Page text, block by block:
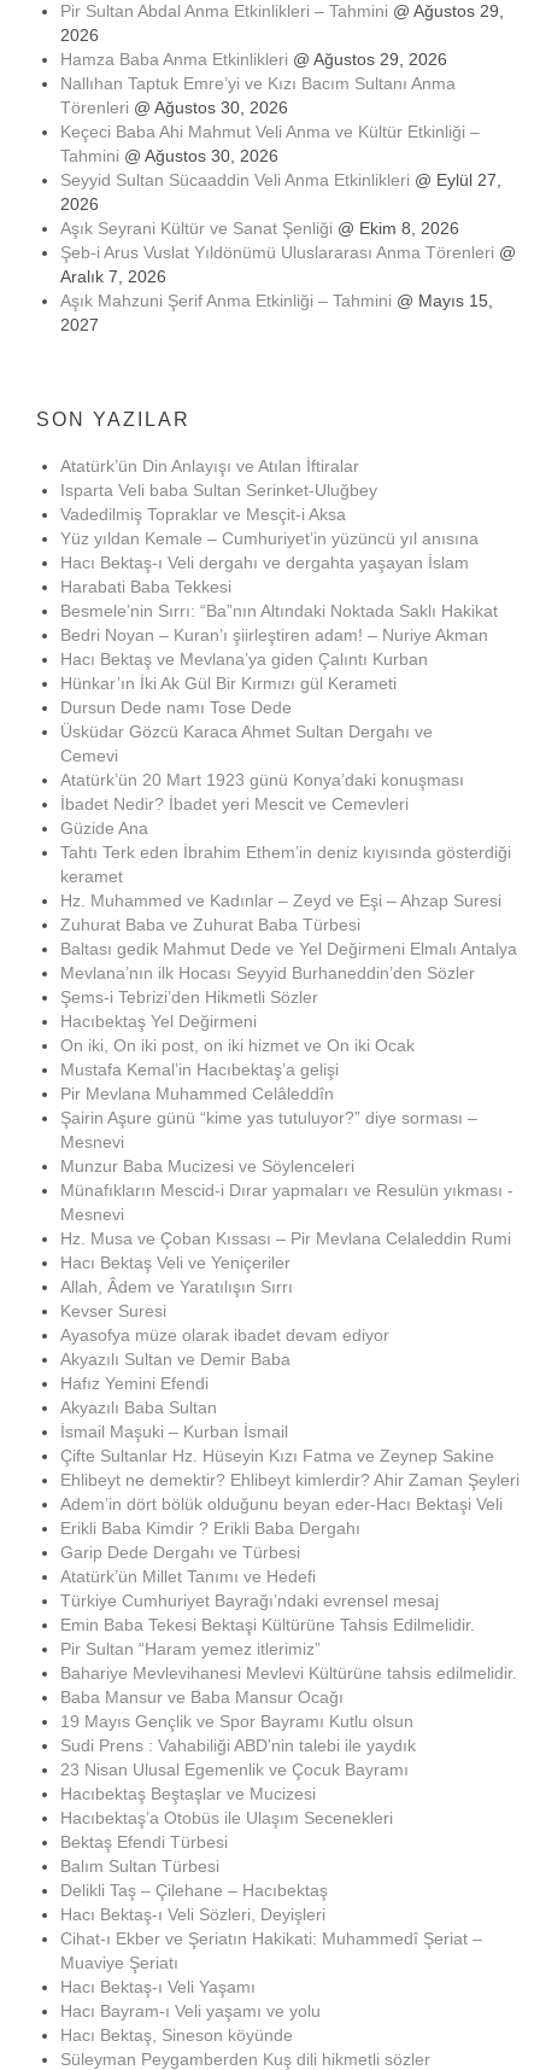
Pir Sultan Abdal Anma Etkinlikleri – Tahmini @ Ağustos 29,
2026
Hamza Baba Anma Etkinlikleri @ Ağustos 29, 2026
Nallıhan Taptuk Emre’yi ve Kızı Bacım Sultanı Anma
Törenleri @ Ağustos 30, 2026
Keçeci Baba Ahi Mahmut Veli Anma ve Kültür Etkinliği –
Tahmini @ Ağustos 30, 2026
Seyyid Sultan Sücaaddin Veli Anma Etkinlikleri @ Eylül 27,
2026
Aşık Seyrani Kültür ve Sanat Şenliği @ Ekim 8, 2026
Şeb-i Arus Vuslat Yıldönümü Uluslararası Anma Törenleri @
Aralık 7, 2026
Aşık Mahzuni Şerif Anma Etkinliği – Tahmini @ Mayıs 15,
2027
SON YAZILAR
Atatürk’ün Din Anlayışı ve Atılan İftiralar
Isparta Veli baba Sultan Serinket-Uluğbey
Vadedilmiş Topraklar ve Mesçit-i Aksa
Yüz yıldan Kemale – Cumhuriyet’in yüzüncü yıl anısına
Hacı Bektaş-ı Veli dergahı ve dergahta yaşayan İslam
Harabati Baba Tekkesi
Besmele’nin Sırrı: “Ba”nın Altındaki Noktada Saklı Hakikat
Bedri Noyan – Kuran’ı şiirleştiren adam! – Nuriye Akman
Hacı Bektaş ve Mevlana’ya giden Çalıntı Kurban
Hünkar’ın İki Ak Gül Bir Kırmızı gül Kerameti
Dursun Dede namı Tose Dede
Üsküdar Gözcü Karaca Ahmet Sultan Dergahı ve
Cemevi
Atatürk’ün 20 Mart 1923 günü Konya’daki konuşması
İbadet Nedir? İbadet yeri Mescit ve Cemevleri
Güzide Ana
Tahtı Terk eden İbrahim Ethem’in deniz kıyısında gösterdiği
keramet
Hz. Muhammed ve Kadınlar – Zeyd ve Eşi – Ahzap Suresi
Zuhurat Baba ve Zuhurat Baba Türbesi
Baltası gedik Mahmut Dede ve Yel Değirmeni Elmalı Antalya
Mevlana’nın ilk Hocası Seyyid Burhaneddin’den Sözler
Şems-i Tebrizi’den Hikmetli Sözler
Hacıbektaş Yel Değirmeni
On iki, On iki post, on iki hizmet ve On iki Ocak
Mustafa Kemal’in Hacıbektaş’a gelişi
Pir Mevlana Muhammed Celâleddîn
Şairin Aşure günü “kime yas tutuluyor?” diye sorması –
Mesnevi
Munzur Baba Mucizesi ve Söylenceleri
Münafıkların Mescid-i Dırar yapmaları ve Resulün yıkması -
Mesnevi
Hz. Musa ve Çoban Kıssası – Pir Mevlana Celaleddin Rumi
Hacı Bektaş Veli ve Yeniçeriler
Allah, Âdem ve Yaratılışın Sırrı
Kevser Suresi
Ayasofya müze olarak ibadet devam ediyor
Akyazılı Sultan ve Demir Baba
Hafız Yemini Efendi
Akyazılı Baba Sultan
İsmail Maşuki – Kurban İsmail
Çifte Sultanlar Hz. Hüseyin Kızı Fatma ve Zeynep Sakine
Ehlibeyt ne demektir? Ehlibeyt kimlerdir? Ahir Zaman Şeyleri
Adem’in dört bölük olduğunu beyan eder-Hacı Bektaşi Veli
Erikli Baba Kimdir ? Erikli Baba Dergahı
Garip Dede Dergahı ve Türbesi
Atatürk’ün Millet Tanımı ve Hedefi
Türkiye Cumhuriyet Bayrağı’ndaki evrensel mesaj
Emin Baba Tekesi Bektaşi Kültürüne Tahsis Edilmelidir.
Pir Sultan “Haram yemez itlerimiz”
Bahariye Mevlevihanesi Mevlevi Kültürüne tahsis edilmelidir.
Baba Mansur ve Baba Mansur Ocağı
19 Mayıs Gençlik ve Spor Bayramı Kutlu olsun
Sudi Prens : Vahabiliği ABD’nin talebi ile yaydık
23 Nisan Ulusal Egemenlik ve Çocuk Bayramı
Hacıbektaş Beştaşlar ve Mucizesi
Hacıbektaş’a Otobüs ile Ulaşım Secenekleri
Bektaş Efendi Türbesi
Balım Sultan Türbesi
Delikli Taş – Çilehane – Hacıbektaş
Hacı Bektaş-ı Veli Sözleri, Deyişleri
Cihat-ı Ekber ve Şeriatın Hakikati: Muhammedî Şeriat –
Muaviye Şeriatı
Hacı Bektaş-ı Veli Yaşamı
Hacı Bayram-ı Veli yaşamı ve yolu
Hacı Bektaş, Sineson köyünde
Süleyman Peygamberden Kuş dili hikmetli sözler